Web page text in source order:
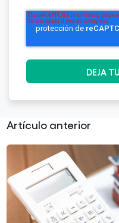
Artículo anterior